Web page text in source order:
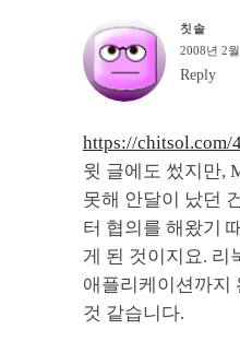
칫솔
2008년 2
Reply
https://chitsol.com/
윗 글에도 썼지만,
못해 안달이 났던
터 협의를 해왔기
게 된 것이지요. 리
애플리케이션까지
것 같습니다.